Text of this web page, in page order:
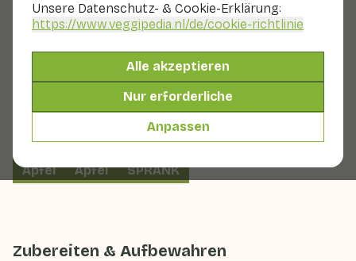
Unsere Datenschutz- & Cookie-Erklärung:
https://www.veggipedia.nl/de/cookie-richtlinie
Alle akzeptieren
Nur erforderliche
Anpassen
Obst Obstschale
herrlich saftig, vollsüß, mit einer leichten Säure und
einem schönen Biss. Der Apfel ist exklusiv bei Albert
Heijn erhältlich und wurde erstmals 2020 eingeführt.
SPRANK ist eine robuste Sorte, die gegen die
häufigsten Krankheiten im Apfelanbau resistent ist.
Daher kann der Apfel nachhaltiger angebaut werden.
Apfel
Äpfel SPRANK
Zubereiten & Aufbewahren